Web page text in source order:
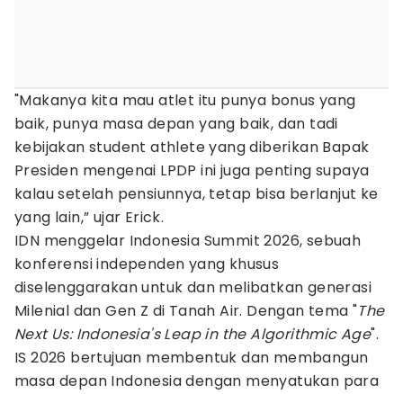
"Makanya kita mau atlet itu punya bonus yang
baik, punya masa depan yang baik, dan tadi
kebijakan student athlete yang diberikan Bapak
Presiden mengenai LPDP ini juga penting supaya
kalau setelah pensiunnya, tetap bisa berlanjut ke
yang lain,” ujar Erick.
IDN menggelar Indonesia Summit 2026, sebuah
konferensi independen yang khusus
diselenggarakan untuk dan melibatkan generasi
Milenial dan Gen Z di Tanah Air. Dengan tema "The
Next Us: Indonesia's Leap in the Algorithmic Age".
IS 2026 bertujuan membentuk dan membangun
masa depan Indonesia dengan menyatukan para